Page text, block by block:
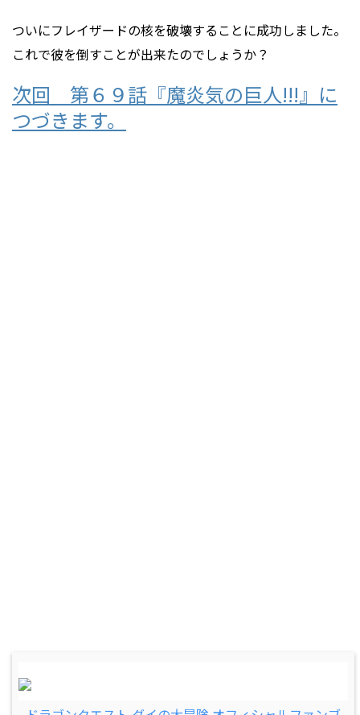
ついにフレイザードの核を破壊することに成功しました。
これで彼を倒すことが出来たのでしょうか？
次回 第６９話『魔炎気の巨人!!!』に
つづきます。